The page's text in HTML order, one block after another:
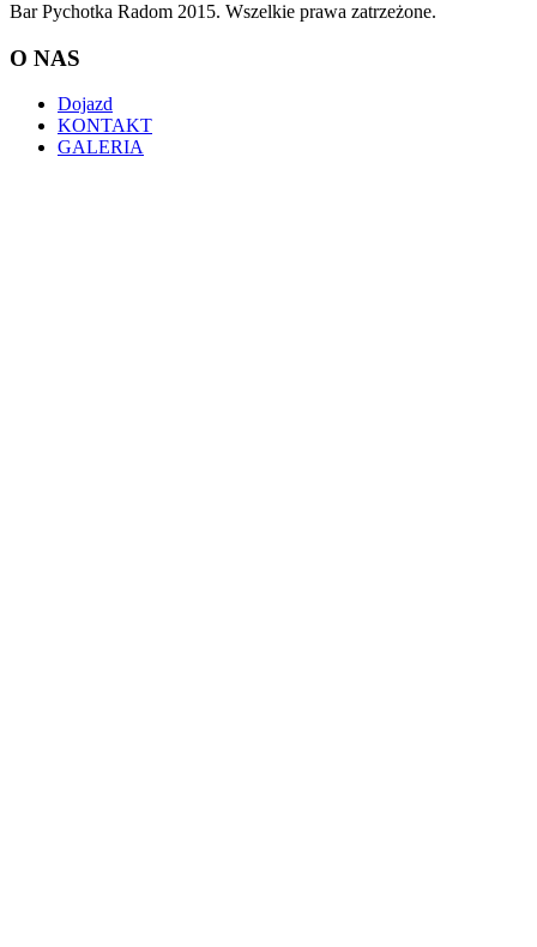
Bar Pychotka Radom 2015. Wszelkie prawa zatrzeżone.
O NAS
Dojazd
KONTAKT
GALERIA